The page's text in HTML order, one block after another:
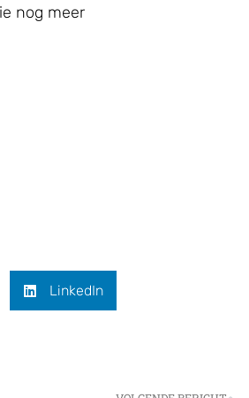
nog meer
LinkedIn